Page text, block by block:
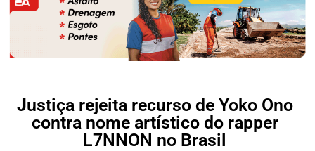
Justiça rejeita recurso de Yoko Ono
contra nome artístico do rapper
L7NNON no Brasil